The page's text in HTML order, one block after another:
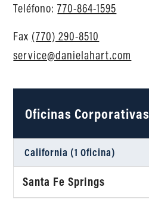
Teléfono:770-864-1595
Fax (770) 290-8510
service@danielahart.com
Oficinas Corporativas
California (1 Oficina)
Santa Fe Springs
Daniel Ahart Tax Service®